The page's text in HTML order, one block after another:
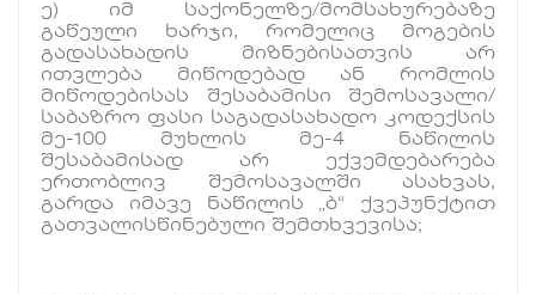
ე) იმ საქონელზე/მომსახურებაზე
გაწეული ხარჯი, რომელიც მოგების
გადასახადის მიზნებისათვის არ
ითვლება მიწოდებად ან რომლის
მიწოდებისას შესაბამისი შემოსავალი/
საბაზრო ფასი საგადასახადო კოდექსის
მე-100 მუხლის მე-4 ნაწილის
შესაბამისად არ ექვემდებარება
ერთობლივ შემოსავალში ასახვას,
გარდა იმავე ნაწილის „ბ“ ქვეპუნქტით
გათვალისწინებული შემთხვევისა;